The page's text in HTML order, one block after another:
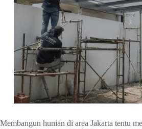
Membangun hunian di area Jakarta tentu